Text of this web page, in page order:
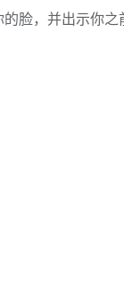
脸，并出示你之